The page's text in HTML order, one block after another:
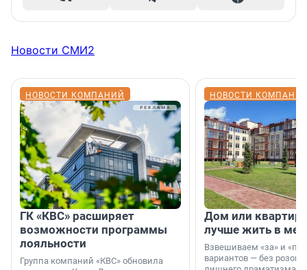
Новости СМИ2
НОВОСТИ КОМПАНИЙ
ГК «КВС» расширяет
возможности программы
лояльности
Группа компаний «КВС» обновила
НОВОСТИ
Дом или
лучше жить в
Взвешиваем «за» и
вариантов — без